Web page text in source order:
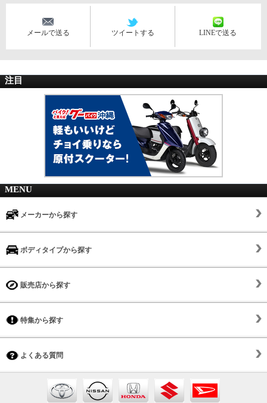
メールで送る ツイートする LINEで送る
注目
MENU
メーカーから探す
ボディタイプから探す
販売店から探す
特集から探す
よくある質問